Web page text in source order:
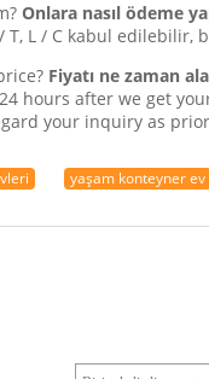
Onlara nasıl ödeme
T, L / C kabul
Fiyatı ne zaman
hours after we get
your inquiry as
yaşam konteyner ev